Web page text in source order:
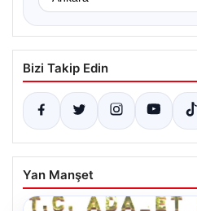
Bizi Takip Edin
Yan Manşet